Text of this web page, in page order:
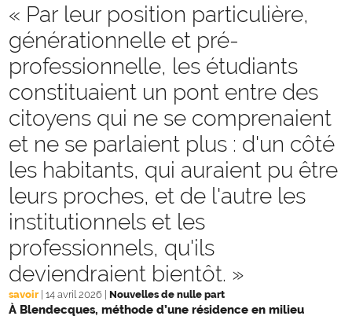
« Par leur position particulière,
générationnelle et pré-
professionnelle, les étudiants
constituaient un pont entre des
citoyens qui ne se comprenaient
et ne se parlaient plus : d'un côté
les habitants, qui auraient pu être
leurs proches, et de l'autre les
institutionnels et les
professionnels, qu'ils
deviendraient bientôt. »
savoir 14 avril 2026 Nouvelles de nulle part
À Blendecques, méthode d’une résidence en milieu